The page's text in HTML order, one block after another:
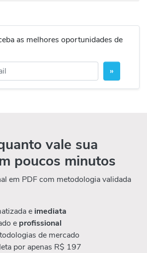
as melhores oportunidades de
»
vale sua
poucos minutos
em PDF com metodologia validada
e imediata
e profissional
de mercado
por apenas R$ 197